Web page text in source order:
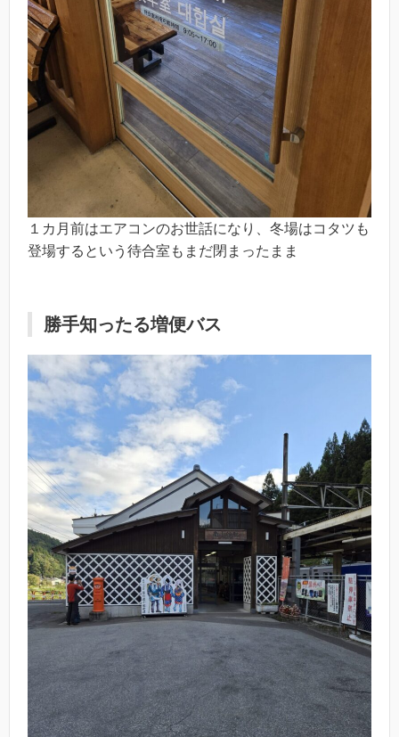
１カ月前はエアコンのお世話になり、冬場はコタツも
登場するという待合室もまだ閉まったまま
勝手知ったる増便バス